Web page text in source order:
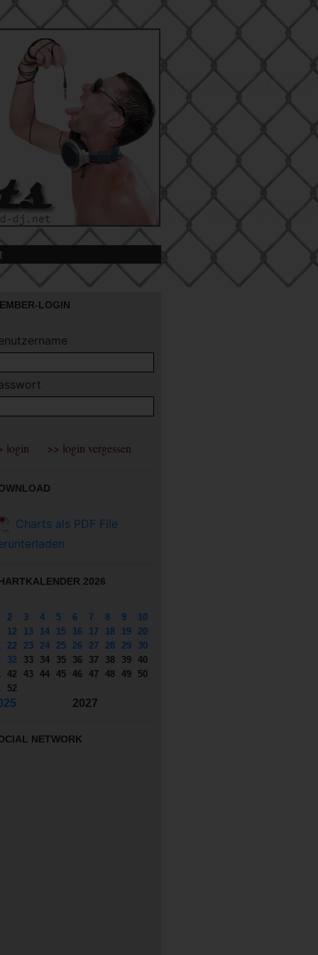
LOGIN
Charts als PDF File
2026
2 3 4 5 6 7 8 9
10
12 13 14 15 16 17 18 19
20
22 23 24 25 26 27 28 29
30
32 33 34 35 36 37 38 39 40
42 43 44 45 46 47 48 49
50
52
2027
NETWORK